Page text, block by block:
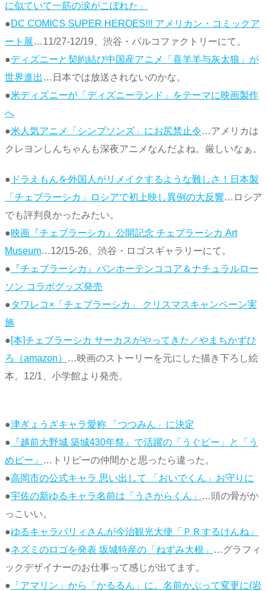
に似ていて一筋の涙がこぼれた」
●DC COMICS SUPER HEROES!!! アメリカン・コミックア
ート展…11/27-12/19、渋谷・パルコファクトリーにて。
●ディズニーと契約結び中国産アニメ「喜羊羊与灰太狼」が
世界進出 …日本では放送されないのかな。
●米ディズニーが「ディズニーランド」をテーマに映画製作
へ
●米人気アニメ「シンプソンズ」にお尻禁止令…アメリカは
クレヨンしんちゃんも深夜アニメなんだよね。厳しいなぁ。
● ドラえもんを外国人がリメイクするような難しさ！日本製
「チェブラーシカ」ロシアで初上映し異例の大反響…ロシア
でも評判良かったみたい。
●映画『チェブラーシカ』公開記念 チェブラーシカ Art
Museum…12/15-26、渋谷・ロゴスギャラリーにて。
● 『チェブラーシカ』バンホーテンココア＆ナチュラルロー
ソン コラボグッズ発売
●タワレコ×「チェブラーシカ」 クリスマスキャンペーン実
施
●[本]チェブラーシカ サーカスがやってきた／やまちかずひ
ろ（amazon）
…映画のストーリーを元にした描き下ろし絵
本。12/1、小学館より発売。
●津ぎょうざキャラ愛称 「つつみん」に決定
● 『越前大野城 築城430年祭』で活躍の「うぐピー」と「う
めピー」
…トリピーの仲間かと思ったら違った。
●高岡市の公式キャラ 思い出して 「おいでくん」お守りに
●宇佐の新ゆるキャラ名前は「うさからくん」
…頭の骨がか
っこいい。
●ゆるキャラバリィさんが今治観光大使「ＰＲするけんね」
●ネズミのロゴを発表 坂城特産の「ねずみ大根」
…グラフィ
ックデザイナーのお仕事って感じが出てます。
● 「アマリン」から「かるるん」に。名前かぶって変更に(岩